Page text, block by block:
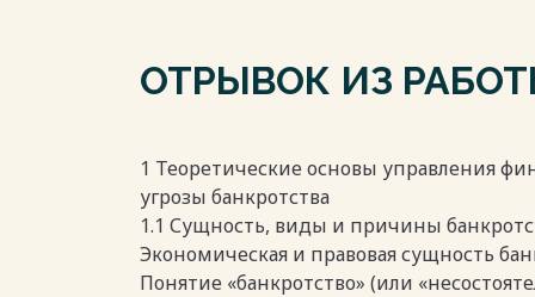
давление со стороны онлайн-продавцов,
компаний проактивные меры по
разработке превентивных механизмов
образом, изучение и
контексте предотвращения кризиса на
высокой практической значимостью и
ОТРЫВОК ИЗ
1 Теоретические основы управления
угрозы банкротства
1.1 Сущность, виды и причины
Экономическая и правовая сущность
Понятие «банкротство» (или